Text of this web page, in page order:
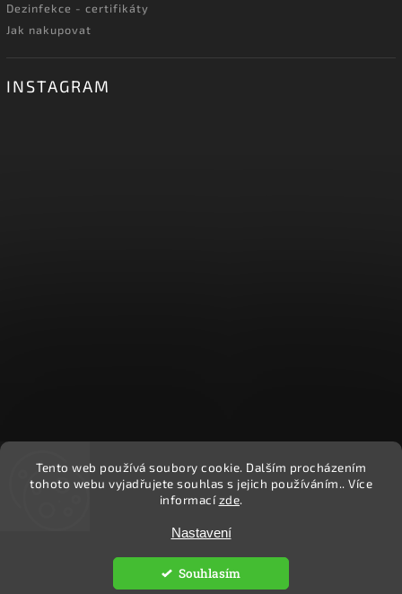
Tento web používá soubory cookie. Dalším procházením
tohoto webu vyjadřujete souhlas s jejich používáním.. Více
informacízde.
Nastavení
Souhlasím
Dezinfekce - certifikáty
Jak nakupovat
INSTAGRAM
Sledovat na Instagramu
Ekočlověk. Všechna práva vyhrazena.
Upravit nastavení cookies
Shoptet| DesignShoptak.cz.